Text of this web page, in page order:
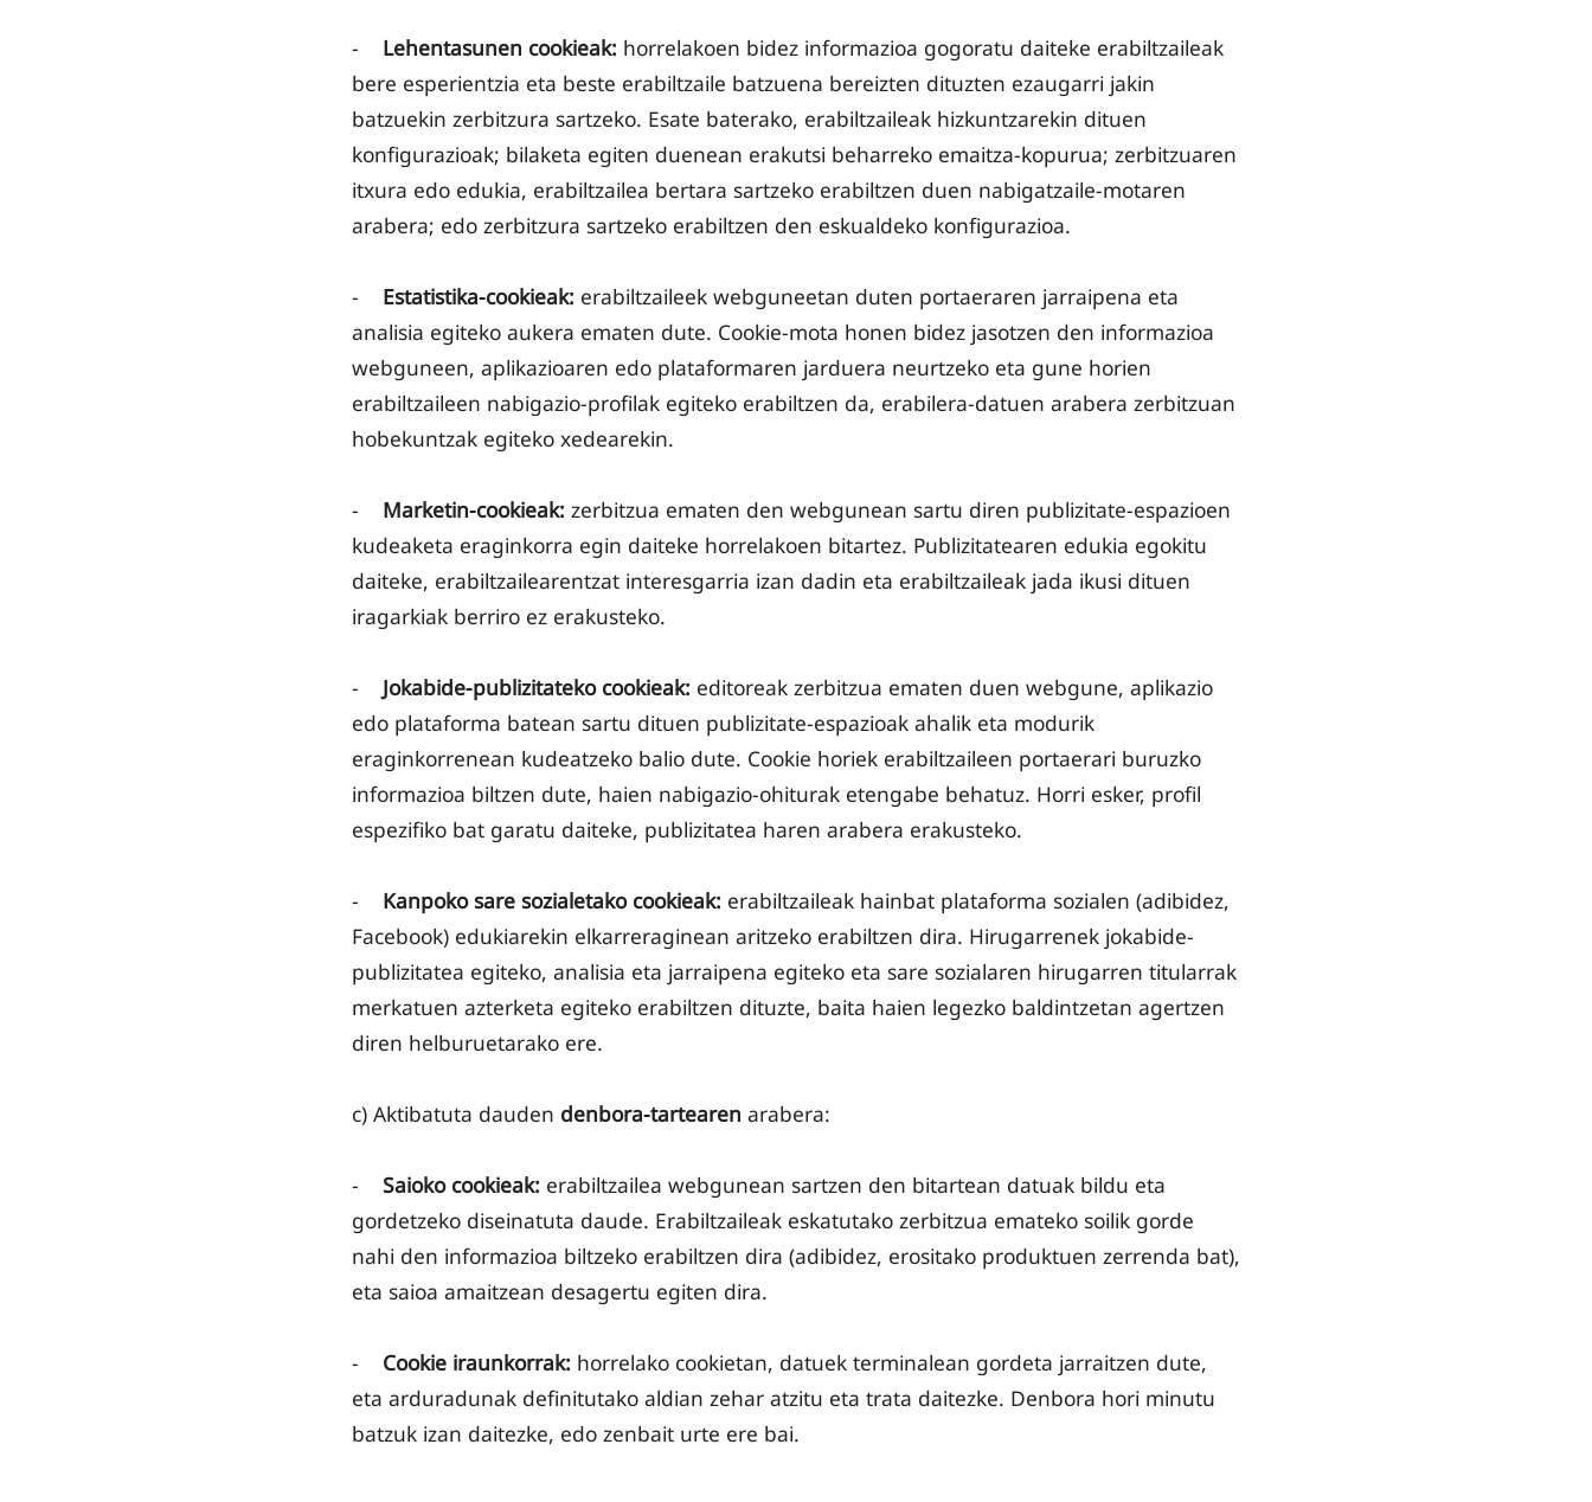
- Lehentasunen cookieak: horrelakoen bidez informazioa gogoratu daiteke erabiltzaileak
bere esperientzia eta beste erabiltzaile batzuena bereizten dituzten ezaugarri jakin
batzuekin zerbitzura sartzeko. Esate baterako, erabiltzaileak hizkuntzarekin dituen
konfigurazioak; bilaketa egiten duenean erakutsi beharreko emaitza-kopurua; zerbitzuaren
itxura edo edukia, erabiltzailea bertara sartzeko erabiltzen duen nabigatzaile-motaren
arabera; edo zerbitzura sartzeko erabiltzen den eskualdeko konfigurazioa.
- Estatistika-cookieak: erabiltzaileek webguneetan duten portaeraren jarraipena eta
analisia egiteko aukera ematen dute. Cookie-mota honen bidez jasotzen den informazioa
webguneen, aplikazioaren edo plataformaren jarduera neurtzeko eta gune horien
erabiltzaileen nabigazio-profilak egiteko erabiltzen da, erabilera-datuen arabera zerbitzuan
hobekuntzak egiteko xedearekin.
- Marketin-cookieak: zerbitzua ematen den webgunean sartu diren publizitate-espazioen
kudeaketa eraginkorra egin daiteke horrelakoen bitartez. Publizitatearen edukia egokitu
daiteke, erabiltzailearentzat interesgarria izan dadin eta erabiltzaileak jada ikusi dituen
iragarkiak berriro ez erakusteko.
- Jokabide-publizitateko cookieak: editoreak zerbitzua ematen duen webgune, aplikazio
edo plataforma batean sartu dituen publizitate-espazioak ahalik eta modurik
eraginkorrenean kudeatzeko balio dute. Cookie horiek erabiltzaileen portaerari buruzko
informazioa biltzen dute, haien nabigazio-ohiturak etengabe behatuz. Horri esker, profil
espezifiko bat garatu daiteke, publizitatea haren arabera erakusteko.
- Kanpoko sare sozialetako cookieak: erabiltzaileak hainbat plataforma sozialen (adibidez,
Facebook) edukiarekin elkarreraginean aritzeko erabiltzen dira. Hirugarrenek jokabide-
publizitatea egiteko, analisia eta jarraipena egiteko eta sare sozialaren hirugarren titularrak
merkatuen azterketa egiteko erabiltzen dituzte, baita haien legezko baldintzetan agertzen
diren helburuetarako ere.
c) Aktibatuta dauden denbora-tartearen arabera:
- Saioko cookieak: erabiltzailea webgunean sartzen den bitartean datuak bildu eta
gordetzeko diseinatuta daude. Erabiltzaileak eskatutako zerbitzua emateko soilik gorde
nahi den informazioa biltzeko erabiltzen dira (adibidez, erositako produktuen zerrenda bat),
eta saioa amaitzean desagertu egiten dira.
- Cookie iraunkorrak: horrelako cookietan, datuek terminalean gordeta jarraitzen dute,
eta arduradunak definitutako aldian zehar atzitu eta trata daitezke. Denbora hori minutu
batzuk izan daitezke, edo zenbait urte ere bai.